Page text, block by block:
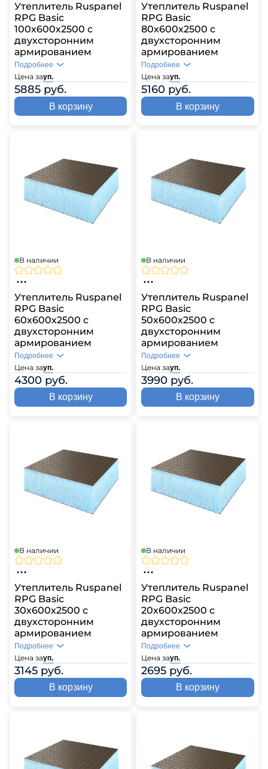
Утеплитель Ruspanel
RPG Basic
100х600х2500 с
двухсторонним
армированием
Цена зауп.
5885 руб.
Подробнее
В корзину
Утеплитель Ruspanel
RPG Basic
80х600х2500 с
двухсторонним
армированием
Цена зауп.
5160 руб.
Подробнее
В корзину
В наличии
Утеплитель Ruspanel
RPG Basic
60х600х2500 с
двухсторонним
армированием
Цена зауп.
4300 руб.
Подробнее
В корзину
В наличии
Утеплитель Ruspanel
RPG Basic
50х600х2500 с
двухсторонним
армированием
Цена зауп.
3990 руб.
Подробнее
В корзину
В наличии
Утеплитель Ruspanel
RPG Basic
30х600х2500 с
двухсторонним
армированием
Цена зауп.
3145 руб.
Подробнее
В корзину
В наличии
Утеплитель Ruspanel
RPG Basic
20х600х2500 с
двухсторонним
армированием
Цена зауп.
2695 руб.
Подробнее
В корзину